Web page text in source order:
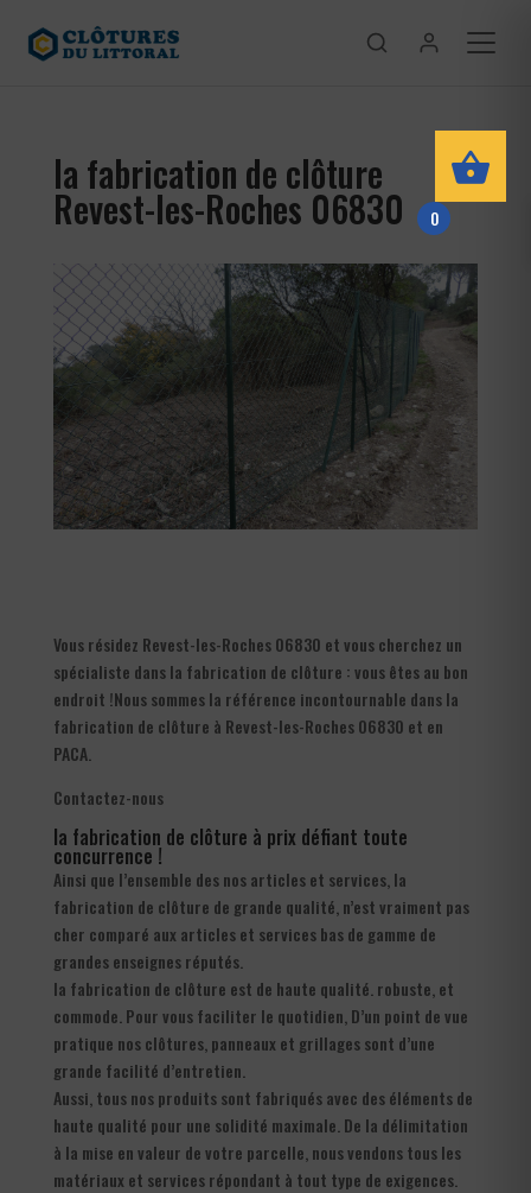
la fabrication de clôture
Revest-les-Roches 06830
Vous résidez Revest-les-Roches 06830 et vous cherchez un
spécialiste dans la fabrication de clôture : vous êtes au bon
endroit !Nous sommes la référence incontournable dans la
fabrication de clôture à Revest-les-Roches 06830 et en
PACA.
Contactez-nous
la fabrication de clôture à prix défiant toute
concurrence !
Ainsi que l’ensemble des nos articles et services, la
fabrication de clôture de grande qualité, n’est vraiment pas
cher comparé aux articles et services bas de gamme de
grandes enseignes réputés.
la fabrication de clôture est de haute qualité. robuste, et
commode. Pour vous faciliter le quotidien, D’un point de vue
pratique nos clôtures, panneaux et grillages sont d’une
grande facilité d’entretien.
Aussi, tous nos produits sont fabriqués avec des éléments de
haute qualité pour une solidité maximale. De la délimitation
à la mise en valeur de votre parcelle, nous vendons tous les
matériaux et services répondant à tout type de exigences.
0